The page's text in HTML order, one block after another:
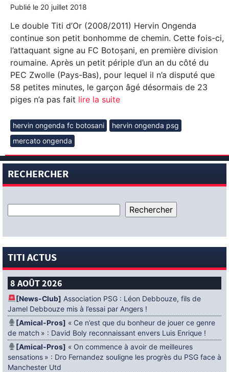
Publié le 20 juillet 2018
Le double Titi d’Or (2008/2011) Hervin Ongenda
continue son petit bonhomme de chemin. Cette fois-ci,
l’attaquant signe au FC Botoșani, en première division
roumaine. Après un petit périple d’un an du côté du
PEC Zwolle (Pays-Bas), pour lequel il n’a disputé que
58 petites minutes, le garçon âgé désormais de 23
piges n’a pas fait lire la suite
hervin ongenda fc botosani
hervin ongenda psg
mercato ongenda
RECHERCHER
TITI ACTUS
8 AOÛT 2026
[News-Club] Association PSG : Léon Debbouze, fils de
Jamel Debbouze mis à l’essai par Angers !
[Amical-Pros] « Ce n’est que du bonheur de jouer ce genre
de match » : David Boly reconnaissant envers Luis Enrique !
[Amical-Pros] « On commence à avoir de meilleures
sensations » : Dro Fernandez souligne les progrès du PSG face à
Manchester Utd